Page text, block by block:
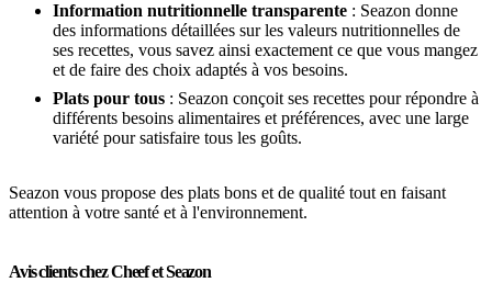
Information nutritionnelle transparente : Seazon donne
des informations détaillées sur les valeurs nutritionnelles de
ses recettes, vous savez ainsi exactement ce que vous mangez
et de faire des choix adaptés à vos besoins.
Plats pour tous : Seazon conçoit ses recettes pour répondre à
différents besoins alimentaires et préférences, avec une large
variété pour satisfaire tous les goûts.
Seazon vous propose des plats bons et de qualité tout en faisant
attention à votre santé et à l'environnement.
Avis clients chez Cheef et Seazon